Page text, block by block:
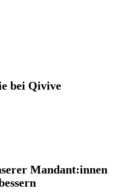
bei Qivive
Mandant:innen